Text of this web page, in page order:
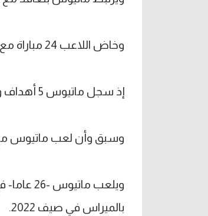
وخاض اللاعب 24 مباراة مع فريقه في الدوري الياباني هذا الموسم وساهم في 8 أهداف.
إذ سجل ماتيوس 5 أهداف وصنع 3 آخرين.
وسبق وأن لعب ماتيوس مع
ويلعب
بالميراس في صيف 2022.